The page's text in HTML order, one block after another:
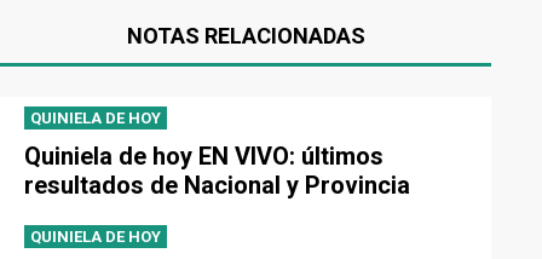
NOTAS RELACIONADAS
QUINIELA DE HOY
Quiniela de hoy EN VIVO: últimos
resultados de Nacional y Provincia
QUINIELA DE HOY